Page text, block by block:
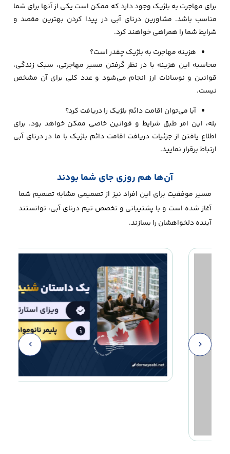
برای مهاجرت به بلژیک وجود دارد که ممکن است یکی از آنها برای شما
مناسب باشد. مشاورین درنای آبی در پیدا کردن بهترین مقصد و
شرایط شما را همراهی خواهند کرد.
هزینه مهاجرت به بلژیک چقدر است؟
محاسبه این هزینه با در نظر گرفتن مسیر مهاجرتی، سبک زندگی،
قوانین و نوسانات ارز انجام می‌شود و عدد کلی برای آن مشخص
نیست.
آیا می‌توان اقامت دائم بلژیک را دریافت کرد؟
بله، این امر طبق شرایط و قوانین خاصی ممکن خواهد بود. برای
اطلاع یافتن از جزئیات دریافت اقامت دائم بلژیک با ما در درنای آبی
ارتباط برقرار نمایید.
آن‌ها هم روزی جای شما بودند
مسیر موفقیت برای این افراد نیز از تصمیمی مشابه تصمیم شما
آغاز شده است و با پشتیبانی و تخصص تیم درنای آبی، توانستند
آینده دلخواهشان را بسازند.